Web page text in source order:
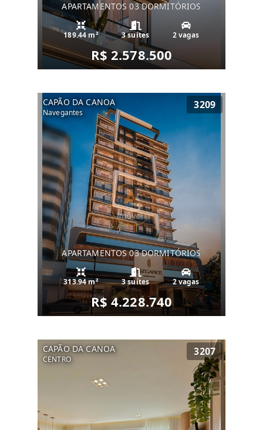
APARTAMENTOS 03 DORMITÓRIOS
189.44 m² 3 suítes 2 vagas
R$ 2.578.500
CAPÃO DA CANOA
Navegantes
3209
APARTAMENTOS 03 DORMITÓRIOS
313.94 m² 3 suítes 2 vagas
R$ 4.228.740
CAPÃO DA CANOA
CENTRO
3207